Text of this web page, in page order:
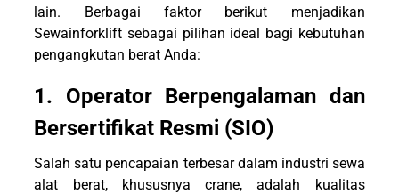
lain. Berbagai faktor berikut menjadikan
Sewainforklift sebagai pilihan ideal bagi kebutuhan
pengangkutan berat Anda:
1. Operator Berpengalaman dan
Bersertifikat Resmi (SIO)
Salah satu pencapaian terbesar dalam industri sewa
alat berat, khususnya crane, adalah kualitas